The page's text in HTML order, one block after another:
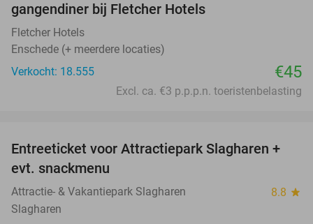
gangendiner bij Fletcher Hotels
Fletcher Hotels
Enschede (+ meerdere locaties)
Verkocht: 18.555
€45
Excl. ca. €3 p.p.p.n. toeristenbelasting
41%
Entreeticket voor Attractiepark Slagharen +
evt. snackmenu
Attractie- & Vakantiepark Slagharen 8.8 star
Slagharen